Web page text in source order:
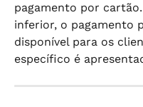
pagamento por
inferior, o pagamento
disponível para os
específico é